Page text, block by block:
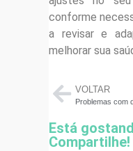
conforme
a revisar e
melhorar sua
VOLTAR
Está
Compartilhe!